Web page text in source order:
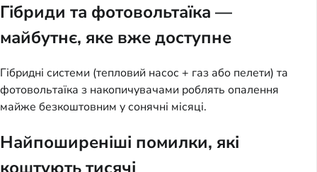
Гібриди та фотовольтаїка —
майбутнє, яке вже доступне
Гібридні системи (тепловий насос + газ або пелети) та
фотовольтаїка з накопичувачами роблять опалення
майже безкоштовним у сонячні місяці.
Найпоширеніші помилки, які